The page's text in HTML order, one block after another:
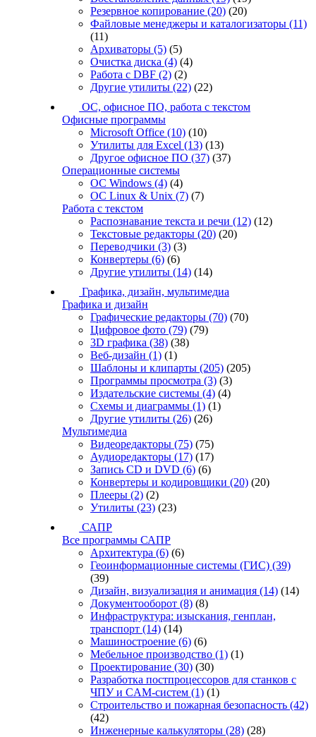
Резервное копирование (20) (20)
Файловые менеджеры и каталогизаторы (11)
(11)
Архиваторы (5) (5)
Очистка диска (4) (4)
Работа с DBF (2) (2)
Другие утилиты (22) (22)
ОС, офисное ПО, работа с текстом
Офисные программы
Microsoft Office (10) (10)
Утилиты для Excel (13) (13)
Другое офисное ПО (37) (37)
Операционные системы
ОС Windows (4) (4)
ОС Linux & Unix (7) (7)
Работа с текстом
Распознавание текста и речи (12) (12)
Текстовые редакторы (20) (20)
Переводчики (3) (3)
Конвертеры (6) (6)
Другие утилиты (14) (14)
Графика, дизайн, мультимедиа
Графика и дизайн
Графические редакторы (70) (70)
Цифровое фото (79) (79)
3D графика (38) (38)
Веб-дизайн (1) (1)
Шаблоны и клипарты (205) (205)
Программы просмотра (3) (3)
Издательские системы (4) (4)
Схемы и диаграммы (1) (1)
Другие утилиты (26) (26)
Мультимедиа
Видеоредакторы (75) (75)
Аудиоредакторы (17) (17)
Запись CD и DVD (6) (6)
Конвертеры и кодировщики (20) (20)
Плееры (2) (2)
Утилиты (23) (23)
САПР
Все программы САПР
Архитектура (6) (6)
Геоинформационные системы (ГИС) (39)
(39)
Дизайн, визуализация и анимация (14) (14)
Документооборот (8) (8)
Инфраструктура: изыскания, генплан,
транспорт (14) (14)
Машиностроение (6) (6)
Мебельное производство (1) (1)
Проектирование (30) (30)
Разработка постпроцессоров для станков с
ЧПУ и CAM-систем (1) (1)
Строительство и пожарная безопасность (42)
(42)
Инженерные калькуляторы (28) (28)